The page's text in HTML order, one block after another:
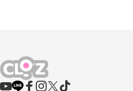
CLO'Z｜クロッツ公式